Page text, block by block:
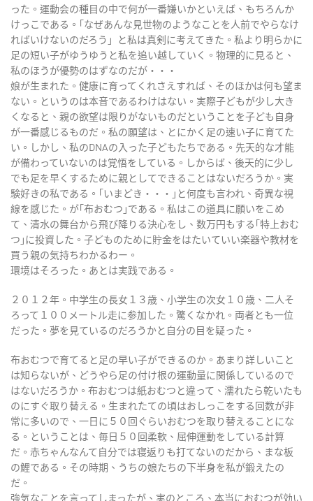
った。運動会の種目の中で何が一番嫌いかといえば、もちろんか
けっこである。｢なぜあんな見世物のようなことを人前でやらなけ
ればいけないのだろう」と私は真剣に考えてきた。私より明らかに
足の短い子がゆうゆうと私を追い越していく。物理的に見ると、
私のほうが優勢のはずなのだが・・・
娘が生まれた。健康に育ってくれさえすれば、そのほかは何も望ま
ない。というのは本音であるわけはない。実際子どもが少し大き
くなると、親の欲望は限りがないものだということを子ども自身
が一番感じるものだ。私の願望は、とにかく足の速い子に育てた
い。しかし、私のDNAの入った子どもたちである。先天的な才能
が備わっていないのは覚悟をしている。しからば、後天的に少し
でも足を早くするために親としてできることはないだろうか。実
験好きの私である。｢いまどき・・・｣と何度も言われ、奇異な視
線を感じた。が｢布おむつ｣である。私はこの道具に願いをこめ
て、清水の舞台から飛び降りる決心をし、数万円もする｢特上おむ
つ｣に投資した。子どものために貯金をはたいていい楽器や教材を
買う親の気持ちわかるわー。
環境はそろった。あとは実践である。
２０１２年。中学生の長女１３歳、小学生の次女１０歳、二人そ
ろって１００メートル走に参加した。驚くなかれ。両者とも一位
だった。夢を見ているのだろうかと自分の目を疑った。
布おむつで育てると足の早い子ができるのか。あまり詳しいこと
は知らないが、どうやら足の付け根の運動量に関係しているので
はないだろうか。布おむつは紙おむつと違って、濡れたら乾いたも
のにすぐ取り替える。生まれたての頃はおしっこをする回数が非
常に多いので、一日に５０回ぐらいおむつを取り替えることにな
る。ということは、毎日５０回柔軟、屈伸運動をしている計算
だ。赤ちゃんなんて自分では寝返りも打てないのだから、まな板
の鯉である。その時期、うちの娘たちの下半身を私が鍛えたの
だ。
強気なことを言ってしまったが、実のところ、本当におむつが効い